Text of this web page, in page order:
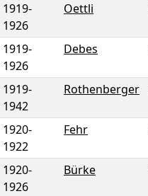
1919-
1926
Oettli
1919-
1926
Debes
1919-
1942
Rothenberger
1920-
1922
Fehr
1920-
1926
Bürke